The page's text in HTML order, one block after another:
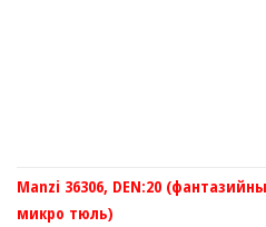
Manzi 36306, DEN:20
микро тюль)